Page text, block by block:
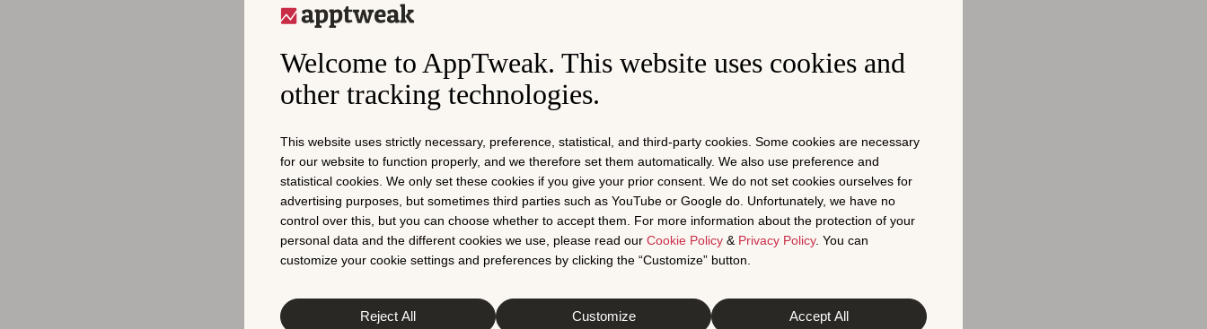
Welcome to AppTweak. This website uses cookies and
other tracking technologies.
This website uses strictly necessary, preference, statistical, and third-party cookies. Some cookies are necessary
for our website to function properly, and we therefore set them automatically. We also use preference and
statistical cookies. We only set these cookies if you give your prior consent. We do not set cookies ourselves for
advertising purposes, but sometimes third parties such as YouTube or Google do. Unfortunately, we have no
control over this, but you can choose whether to accept them. For more information about the protection of your
personal data and the different cookies we use, please read our Cookie Policy & Privacy Policy. You can
customize your cookie settings and preferences by clicking the “Customize” button.
Reject All Customize Accept All
アプリストアマーケティン
グにとっての「良いAI」と
は
AIが至る所にある中、チームはより速いinsights、より賢いガイダンス、そして安全
と感じる自動化を期待しています。
しかし、ASOとApple Adsにとって、AIは実際のアプリストアシグナルに基づいて構
合にのみ機能します。